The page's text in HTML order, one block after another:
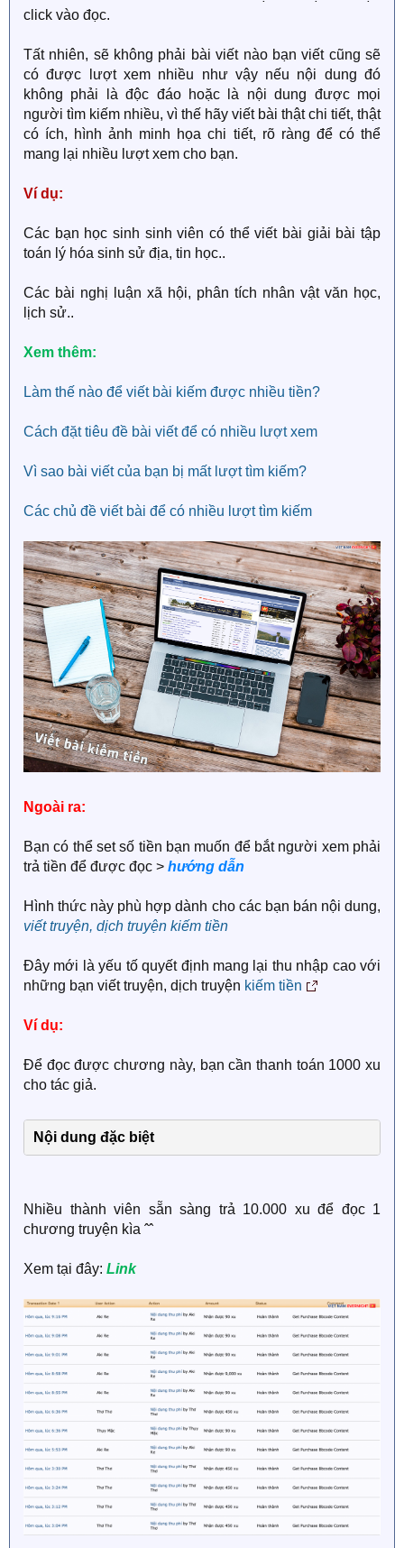
click vào đọc.
Tất nhiên, sẽ không phải bài viết nào bạn viết cũng sẽ
có được lượt xem nhiều như vậy nếu nội dung đó
không phải là độc đáo hoặc là nội dung được mọi
người tìm kiếm nhiều, vì thế hãy viết bài thật chi tiết, thật
có ích, hình ảnh minh họa chi tiết, rõ ràng để có thể
mang lại nhiều lượt xem cho bạn.
Ví dụ:
Các bạn học sinh sinh viên có thể viết bài giải bài tập
toán lý hóa sinh sử địa, tin học..
Các bài nghị luận xã hội, phân tích nhân vật văn học,
lịch sử..
Xem thêm:
Làm thế nào để viết bài kiếm được nhiều tiền?
Cách đặt tiêu đề bài viết để có nhiều lượt xem
Vì sao bài viết của bạn bị mất lượt tìm kiếm?
Các chủ đề viết bài để có nhiều lượt tìm kiếm
Ngoài ra:
Bạn có thể set số tiền bạn muốn để bắt người xem phải
trả tiền để được đọc > hướng dẫn
Hình thức này phù hợp dành cho các bạn bán nội dung,
viết truyện, dịch truyện kiếm tiền
Đây mới là yếu tố quyết định mang lại thu nhập cao với
những bạn viết truyện, dịch truyện kiếm tiền
Ví dụ:
Để đọc được chương này, bạn cần thanh toán 1000 xu
cho tác giả.
Nội dung đặc biệt
Nhiều thành viên sẵn sàng trả 10.000 xu để đọc 1
chương truyện kìa ˆˆ
Xem tại đây: Link